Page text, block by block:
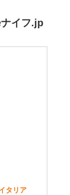
イフ.jp
タリア